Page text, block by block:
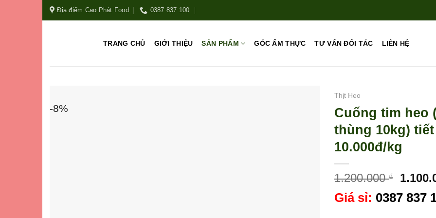
Địa điểm Cao Phát Food 0387 837 100
TRANG CHỦ GIỚI THIỆU SẢN PHẨM GÓC ẨM THỰC TƯ VẤN ĐỐI TÁC LIÊN HỆ
-8%
Thịt Heo
Cuống tim heo
thùng 10kg)
10.000đ/kg
1.200.000₫
Giá
là:
Giá sỉ: 0387 837